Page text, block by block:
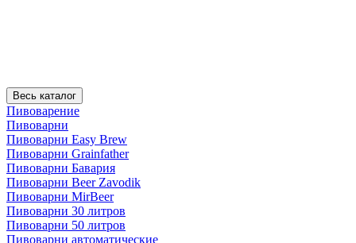
Весь каталог
Пивоварение
Пивоварни
Пивоварни Easy Brew
Пивоварни Grainfather
Пивоварни Бавария
Пивоварни Beer Zavodik
Пивоварни MirBeer
Пивоварни 30 литров
Пивоварни 50 литров
Пивоварни автоматические